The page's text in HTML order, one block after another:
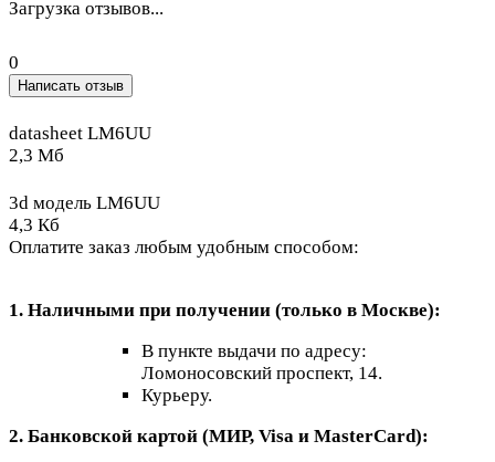
Загрузка отзывов...
0
Написать отзыв
datasheet LM6UU
2,3 Мб
3d модель LM6UU
4,3 Кб
Оплатите заказ любым удобным способом:
1. Наличными при получении (только в Москве):
В пункте выдачи по адресу:
Ломоносовский проспект, 14.
Курьеру.
2. Банковской картой (МИР, Visa и MasterCard):